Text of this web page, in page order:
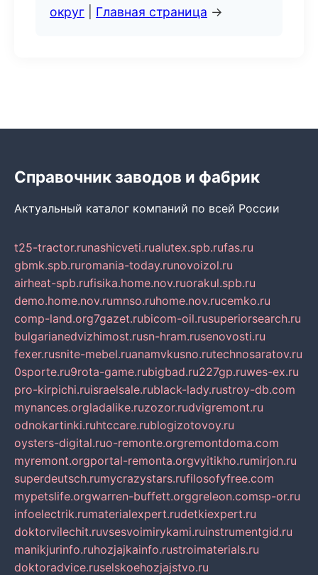
округ
Главная страница →
Справочник заводов и фабрик
Актуальный каталог компаний по всей России
t25-tractor.runashicveti.rualutex.spb.rufas.ru
gbmk.spb.ruromania-today.runovoizol.ru
airheat-spb.rufisika.home.nov.ruorakul.spb.ru
demo.home.nov.rumnso.ruhome.nov.rucemko.ru
comp-land.org7gazet.rubicom-oil.rusuperiorsearch.ru
bulgarianedvizhimost.rusn-hram.rusenovosti.ru
fexer.rusnite-mebel.ruanamvkusno.rutechnosaratov.ru
0sporte.ru9rota-game.rubigbad.ru227gp.ruwes-ex.ru
pro-kirpichi.ruisraelsale.rublack-lady.rustroy-db.com
mynances.orgladalike.ruzozor.rudvigremont.ru
odnokartinki.ruhtccare.rublogizotovoy.ru
oysters-digital.ruo-remonte.orgremontdoma.com
myremont.orgportal-remonta.orgvyitikho.rumirjon.ru
superdeutsch.rumycrazystars.rufilosofyfree.com
mypetslife.orgwarren-buffett.orggreleon.comsp-or.ru
infoelectrik.rumaterialexpert.rudetkiexpert.ru
doktorvilechit.ruvsesvoimirykami.ruinstrumentgid.ru
manikjurinfo.ruhozjajkainfo.rustroimaterials.ru
doktoradvice.ruselskoehozjajstvo.ru